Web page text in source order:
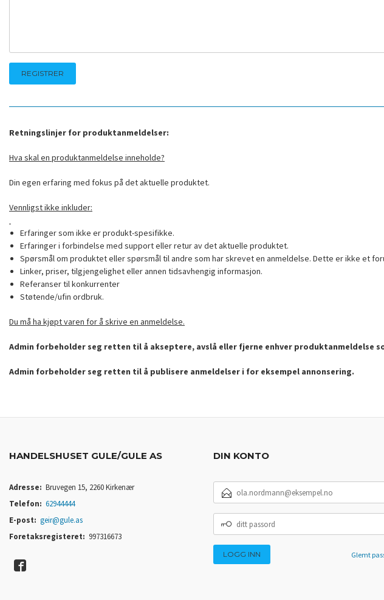
Retningslinjer for produktanmeldelser:
Hva skal en produktanmeldelse inneholde?
Din egen erfaring med fokus på det aktuelle produktet.
Vennligst ikke inkluder:
Erfaringer som ikke er produkt-spesifikke.
Erfaringer i forbindelse med support eller retur av det aktuelle produktet.
Spørsmål om produktet eller spørsmål til andre som har skrevet en anmeldelse. Dette er ikke et
Linker, priser, tilgjengelighet eller annen tidsavhengig informasjon.
Referanser til konkurrenter
Støtende/ufin ordbruk.
Du må ha kjøpt varen for å skrive en anmeldelse.
Admin forbeholder seg retten til å akseptere, avslå eller fjerne enhver produktanmeldelse
Admin forbeholder seg retten til å publisere anmeldelser i for eksempel annonsering.
HANDELSHUSET GULE/GULE AS
Adresse: Bruvegen 15, 2260 Kirkenær
Telefon: 62944444
E-post: geir@gule.as
Foretaksregisteret: 997316673
DIN KONTO
POSTADRESSE
PASSORD
Glemt